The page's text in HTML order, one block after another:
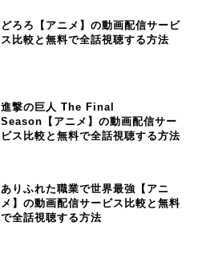
どろろ【アニメ】の動画配信サービ
ス比較と無料で全話視聴する方法
進撃の巨人 The Final
Season【アニメ】の動画配信サー
ビス比較と無料で全話視聴する方法
ありふれた職業で世界最強【アニ
メ】の動画配信サービス比較と無料
で全話視聴する方法